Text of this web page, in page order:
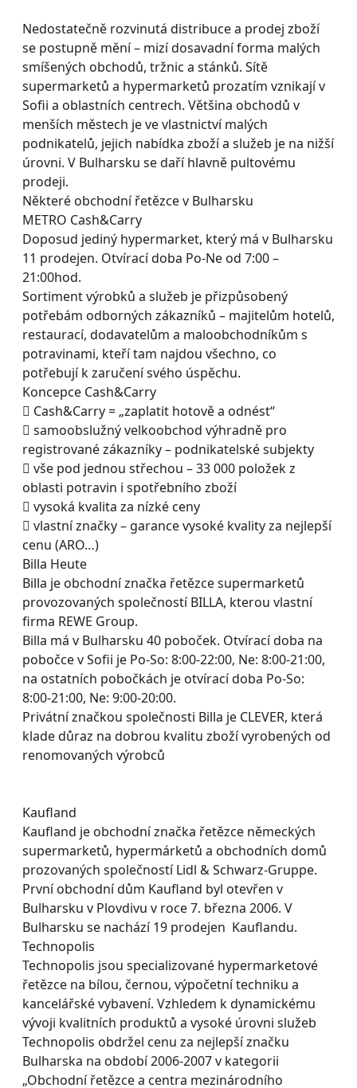
Nedostatečně rozvinutá distribuce a prodej zboží
se postupně mění – mizí dosavadní forma malých
smíšených obchodů, tržnic a stánků. Sítě
supermarketů a hypermarketů prozatím vznikají v
Sofii a oblastních centrech. Většina obchodů v
menších městech je ve vlastnictví malých
podnikatelů, jejich nabídka zboží a služeb je na nižší
úrovni. V Bulharsku se daří hlavně pultovému
prodeji.
Některé obchodní řetězce v Bulharsku
METRO Cash&Carry
Doposud jediný hypermarket, který má v Bulharsku
11 prodejen. Otvírací doba Po-Ne od 7:00 –
21:00hod.
Sortiment výrobků a služeb je přizpůsobený
potřebám odborných zákazníků – majitelům hotelů,
restaurací, dodavatelům a maloobchodníkům s
potravinami, kteří tam najdou všechno, co
potřebují k zaručení svého úspěchu.
Koncepce Cash&Carry
 Cash&Carry = „zaplatit hotově a odnést“
 samoobslužný velkoobchod výhradně pro
registrované zákazníky – podnikatelské subjekty
 vše pod jednou střechou – 33 000 položek z
oblasti potravin i spotřebního zboží
 vysoká kvalita za nízké ceny
 vlastní značky – garance vysoké kvality za nejlepší
cenu (ARO…)
Billa Heute
Billa je obchodní značka řetězce supermarketů
provozovaných společností BILLA, kterou vlastní
firma REWE Group.
Billa má v Bulharsku 40 poboček. Otvírací doba na
pobočce v Sofii je Po-So: 8:00-22:00, Ne: 8:00-21:00,
na ostatních pobočkách je otvírací doba Po-So:
8:00-21:00, Ne: 9:00-20:00.
Privátní značkou společnosti Billa je CLEVER, která
klade důraz na dobrou kvalitu zboží vyrobených od
renomovaných výrobců
Kaufland
Kaufland je obchodní značka řetězce německých
supermarketů, hypermárketů a obchodních domů
prozovaných společností Lidl & Schwarz-Gruppe.
První obchodní dům Kaufland byl otevřen v
Bulharsku v Plovdivu v roce 7. března 2006. V
Bulharsku se nachází 19 prodejen Kauflandu.
Technopolis
Technopolis jsou specializované hypermarketové
řetězce na bílou, černou, výpočetní techniku a
kancelářské vybavení. Vzhledem k dynamickému
vývoji kvalitních produktů a vysoké úrovni služeb
Technopolis obdržel cenu za nejlepší značku
Bulharska na období 2006-2007 v kategorii
„Obchodní řetězce a centra mezinárodního